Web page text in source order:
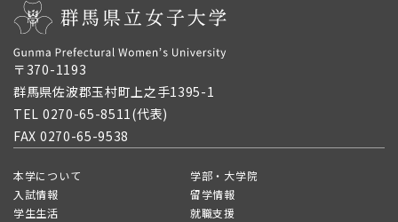
〒370-1193
群馬県佐波郡玉村町上之手1395-1
TEL 0270-65-8511(代表)
FAX 0270-65-9538
本学について
学部・大学院
入試情報
留学情報
学生生活
就職支援